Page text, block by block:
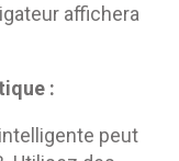
affichera
:
peut